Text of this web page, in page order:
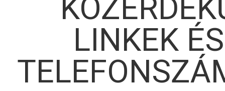
LINKEK ÉS